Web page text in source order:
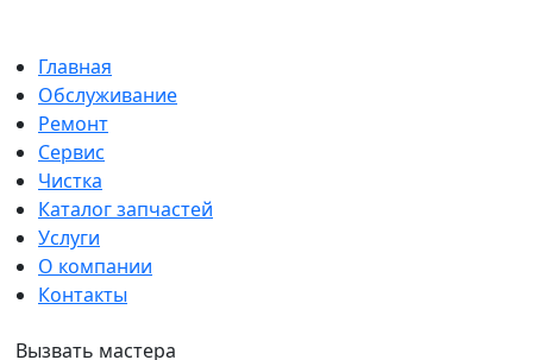
Главная
Обслуживание
Ремонт
Сервис
Чистка
Каталог запчастей
Услуги
О компании
Контакты
Вызвать мастера